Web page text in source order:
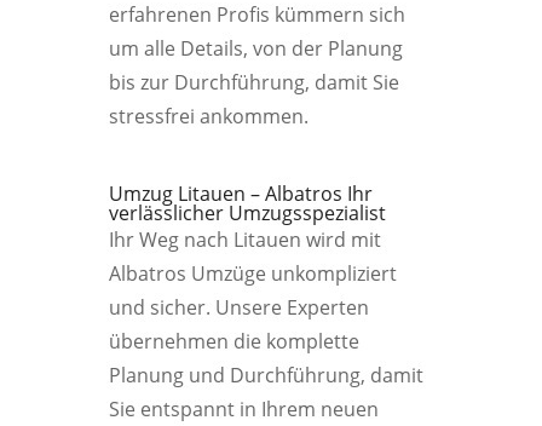
erfahrenen Profis kümmern sich
um alle Details, von der Planung
bis zur Durchführung, damit Sie
stressfrei ankommen.
Umzug Litauen – Albatros Ihr
verlässlicher Umzugsspezialist
Ihr Weg nach Litauen wird mit
Albatros Umzüge unkompliziert
und sicher. Unsere Experten
übernehmen die komplette
Planung und Durchführung, damit
Sie entspannt in Ihrem neuen